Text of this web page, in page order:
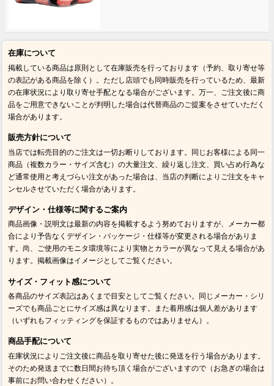
在庫について
掲載している商品は原則として在庫販売を行っております（予約、取り寄せ等
の表記がある商品を除く）。ただし店頭でも同時販売を行っているため、最新
の在庫状況により取り寄せ手配となる場合がございます。万一、ご注文後に商
品をご用意できないことが判明した場合は代替商品のご提案をさせていただく
場合があります。
販売方針について
当店では転売目的のご注文は一切お断りしております。同じお客様による同一
商品（複数カラー・サイズ含む）の大量注文、繰り返し注文、買い占め行為な
ど通常使用と考えづらい注文があった場合は、当店の判断によりご注文をキャ
ンセルさせていただく場合があります。
デザイン・仕様等に関するご案内
商品画像・説明文は最新の内容を掲載するよう努めておりますが、メーカー都
合により予告なくデザイン・パッケージ・仕様等が変更される場合がありま
す。尚、ご使用のモニタ環境等により実物とカラーが異なって見える場合があ
ります。掲載画像はイメージとしてご覧ください。
サイズ・フィット感について
各商品のサイズ表記はあくまで目安としてご覧ください。同じメーカー・シリ
ーズでも商品ごとにサイズ感は異なります。また着用感は個人差があります
（いずれもフィッティングを保証するものではありません）。
商品手配について
在庫状況によりご注文後に商品を取り寄せた後に発送を行う場合があります。
そのため発送までに数日間お待ち頂く場合がございますので（お急ぎの場合は
事前にお問い合わせください）。